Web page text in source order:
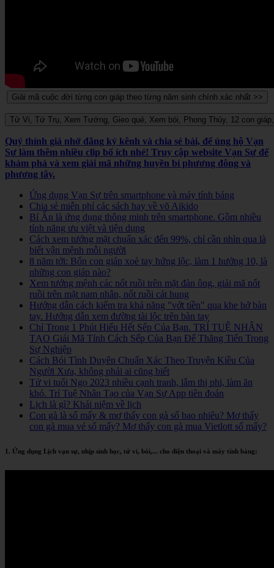
Quý thính giả nhớ đăng ký kênh và chia sẻ bài, để ủng hộ Vạn
Sự làm thêm nhiều clip bổ ích nhé! Truy cập website Vạn Sự để
khám phá và xem giải mã những huyền bí phương đông và
phương tây.
Ứng dụng Vạn Sự trên smartphone và máy tính bảng
Chia sẻ miễn phí các sách hay về võ Aikido
Bí Ẩn là ứng dụng thông minh trên smartphone. Gồm nhiều
tính năng ưu việt và tiện dụng
Cách xem tướng mặt chuẩn xác đến 99%, chỉ cần nhìn qua là
biết vận mệnh mỗi người
8 năm tới: Bốn con giáp xoè tay hứng lộc, làm 1 hưởng 10, là
những con giáp nào?
Xem tướng mệnh các nốt ruồi trên mặt đàn ông, giải mã nốt
ruồi trên mặt nam nhân, nốt ruồi cát hung
Hướng dẫn cách kiểm tra khả năng "vớt tiền" qua khe hở bàn
tay. Hướng dẫn xem đường tài lộc trên bàn tay
Chỉ Trong 1 Phút Hiểu Hết Sếp Của Bạn. TRÍ TUỆ NHÂN
TẠO Giải Mã Tính Cách Sếp Của Bạn Để Thăng Tiến Trong
Sự Nghiệp
Cách Bói Tình Duyên Chuẩn Xác Theo Truyện Kiều Của
Người Xưa, không phải ai cũng biết
Tử vi tuổi Ngọ 2023 nhiều cạnh tranh, lắm thị phi, làm ăn
khó. Trí Tuệ Nhân Tạo của Vạn Sự App tiên đoán
Lịch là gì? Khái niệm về lịch
Con gà là số mấy & mơ thấy con gà số bao nhiêu? Mơ thấy
con gà mua vé số mấy? Mơ thấy con gà mua Vietlott số mấy?
1. Ứng dụng Lịch vạn sự, nhịp sinh học, tử vi, bói,... cho điện thoại và máy tính bảng: